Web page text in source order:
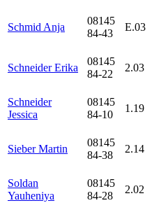
Schmid Anja
08145
84-43
E.03
Schneider Erika
08145
84-22
2.03
Schneider
Jessica
08145
84-10
1.19
Sieber Martin
08145
84-38
2.14
Soldan
Yauheniya
08145
84-28
2.02